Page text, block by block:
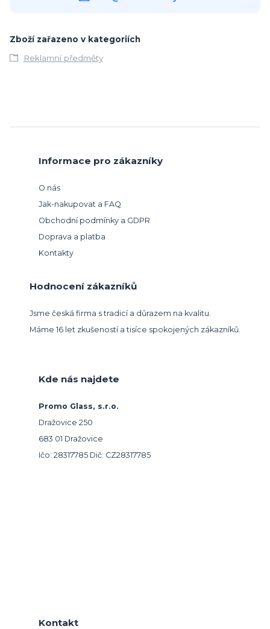
Zboží zařazeno v kategoriích
Reklamní předměty
Informace pro zákazníky
O nás
Jak-nakupovat a FAQ
Obchodní podmínky a GDPR
Doprava a platba
Kontakty
Hodnocení zákazníků
Jsme česká firma s tradicí a důrazem na kvalitu.
Máme 16 let zkušeností a tisíce spokojených zákazníků.
Kde nás najdete
Promo Glass, s.r.o.
Dražovice 250
683 01 Dražovice
Ičo: 28317785 Dič: CZ28317785
Kontakt